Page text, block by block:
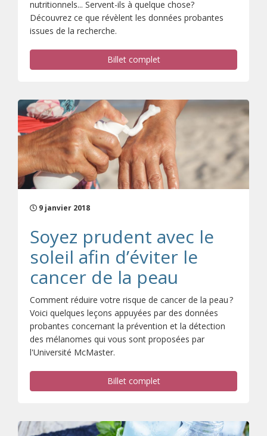
nutritionnels... Servent-ils à quelque chose?
Découvrez ce que révèlent les données probantes
issues de la recherche.
Billet complet
9 janvier 2018
Soyez prudent avec le
soleil afin d’éviter le
cancer de la peau
Comment réduire votre risque de cancer de la peau ?
Voici quelques leçons appuyées par des données
probantes concernant la prévention et la détection
des mélanomes qui vous sont proposées par
l'Université McMaster.
Billet complet